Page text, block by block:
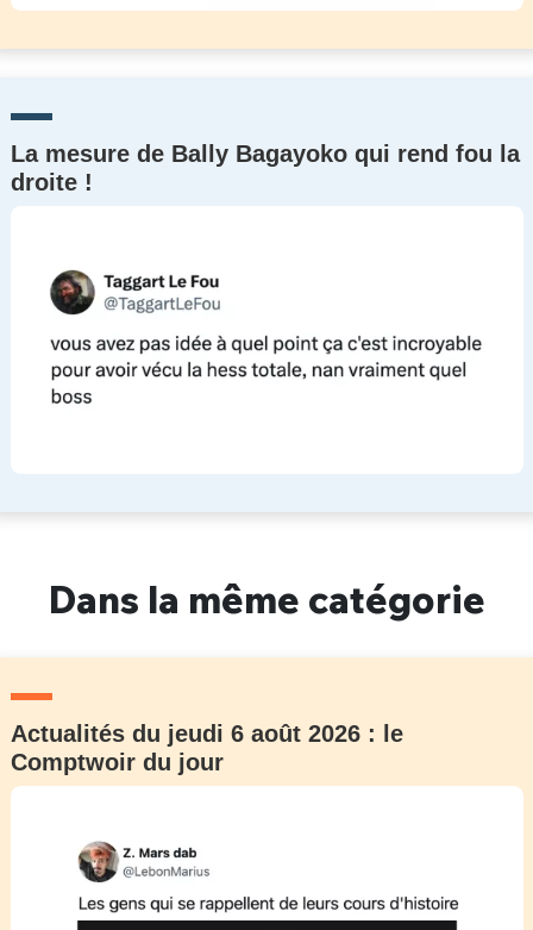
La mesure de Bally Bagayoko qui rend fou la
droite !
Dans la même catégorie
Actualités du jeudi 6 août 2026 : le
Comptwoir du jour